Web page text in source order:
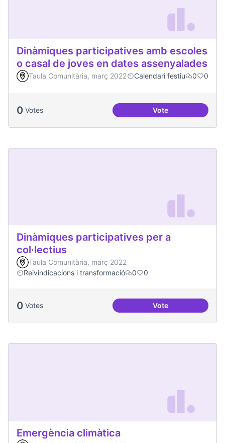
Dinàmiques participatives amb escoles
o casal de joves en dates assenyalades
Taula Comunitària, març 2022 Calendari festiu 0 0
0 Votes VoteDinàmiques
Dinàmiques participatives per a
col·lectius
Taula Comunitària, març 2022
Reivindicacions i transformació
0 0
0 Votes VoteDinàmiques
Emergència climàtica